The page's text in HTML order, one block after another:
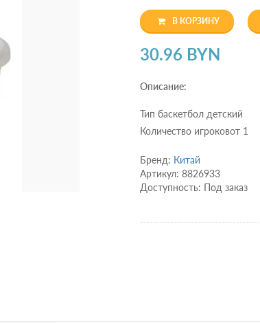
В КОРЗИНУ
30.96 BYN
Описание:
Тип баскетбол детский
Количество игроковот 1
Бренд: Китай
Артикул: 8826933
Доступность: Под заказ